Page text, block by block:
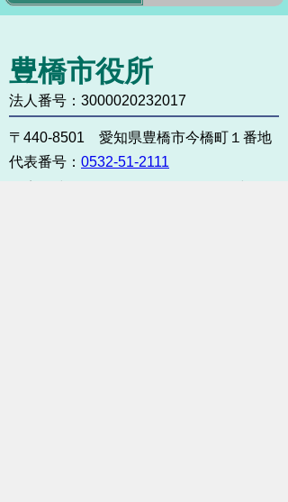
豊橋市役所
法人番号：3000020232017
〒440-8501 愛知県豊橋市今橋町１番地
代表番号： 0532-51-2111